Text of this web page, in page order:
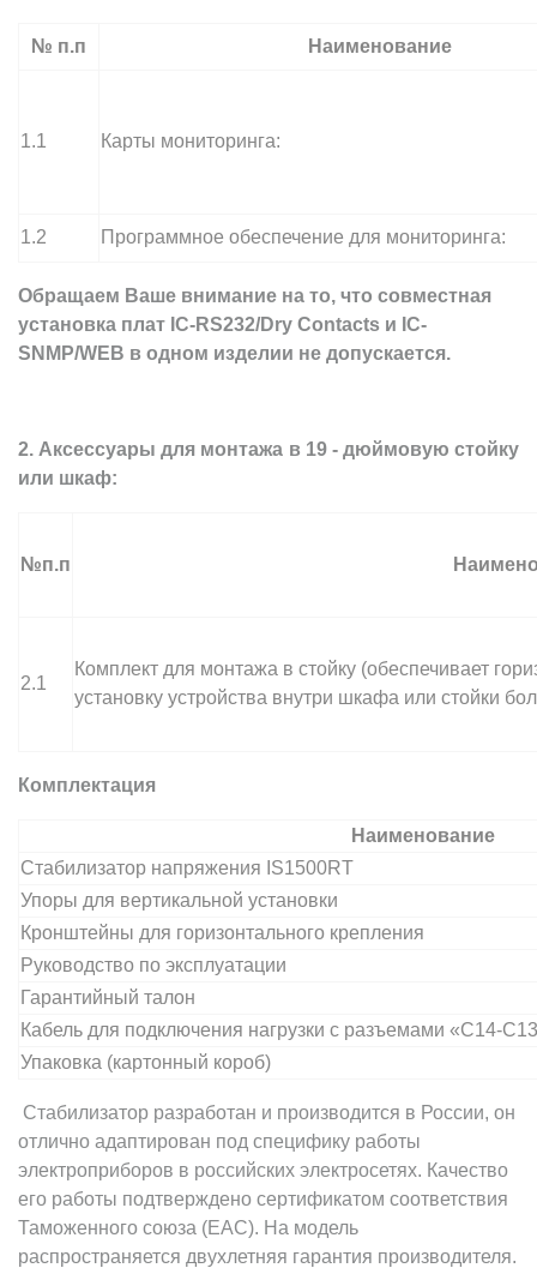
№ п.п Наименование
1.1 Карты мониторинга:
1.2 Программное обеспечение для мониторинга:
Обращаем Ваше внимание на то, что совместная
установка плат IC-RS232/Dry Contacts и IC-
SNMP/WEB в одном изделии не допускается.
2. Аксессуары для монтажа в 19 - дюймовую стойку
или шкаф:
№п.п
2.1
Комплект для монтажа в стойку (обеспечивает
установку устройства внутри шкафа или стойки
Комплектация
Наименование
Стабилизатор напряжения IS1500RT
Упоры для вертикальной установки
Кронштейны для горизонтального крепления
Руководство по эксплуатации
Гарантийный талон
Кабель для подключения нагрузки с разъемами «С14-
Упаковка (картонный короб)
Стабилизатор разработан и производится в России, он
отлично адаптирован под специфику работы
электроприборов в российских электросетях. Качество
его работы подтверждено сертификатом соответствия
Таможенного союза (EAC). На модель
распространяется двухлетняя гарантия производителя.